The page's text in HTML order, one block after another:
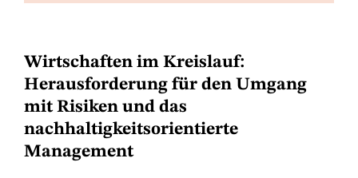
Wirtschaften im Kreislauf:
Herausforderung für den Umgang
mit Risiken und das
nachhaltigkeitsorientierte
Management